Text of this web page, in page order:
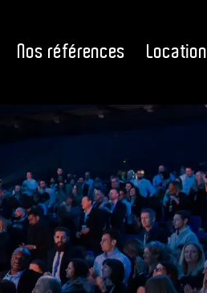
Nos références Location